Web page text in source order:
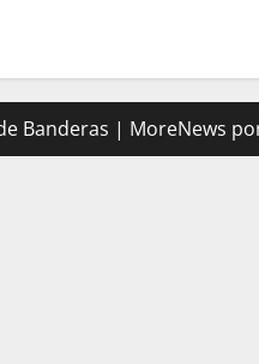
Banderas | MoreNews